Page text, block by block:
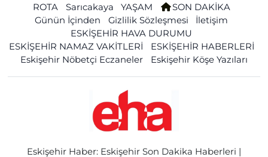
ROTA
Sarıcakaya YAŞAM
SON DAKİKA
Günün İçinden
Gizlilik Sözleşmesi
İletişim
ESKİŞEHİR HAVA DURUMU
ESKİŞEHİR NAMAZ VAKİTLERİ
ESKİŞEHİR HABERLERİ
Eskişehir Nöbetçi Eczaneler
Eskişehir Köşe Yazıları
Eskişehir Haber: Eskişehir Son Dakika Haberleri |